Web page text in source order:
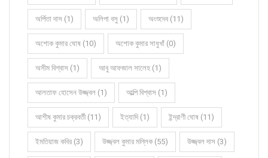
অর্পিতা দাস (1) অলিপা বসু (1) অংশুদেব (11)
অশোক কুমার ঘোষ (10) অশোক কুমার সাধুখাঁ (0)
অসীম বিশ্বাস (1) আবু আফজাল সালেহ (1)
আলতাফ হোসেন উজ্জ্বল (1) আল্পি বিশ্বাস (1)
আশীষ কুমার চক্রবর্তী (11) ইত্যাদি (1) ইন্দ্রাণী ঘোষ (11)
ইমতিয়াজ কবির (3) উজ্জ্বল কুমার মল্লিক (55) উজ্জ্বল দাস (3)